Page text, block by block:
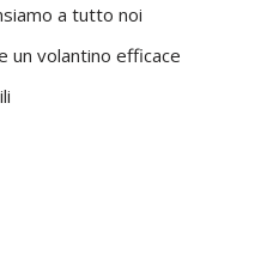
a tutto noi
un volantino efficace